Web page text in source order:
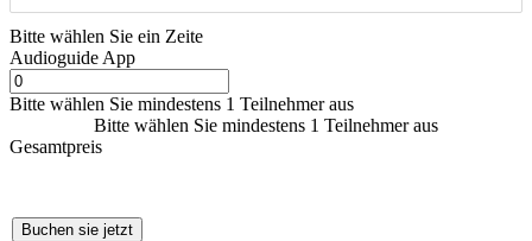
Bitte wählen Sie ein Zeite
Audioguide App
Bitte wählen Sie mindestens 1 Teilnehmer aus
Bitte wählen Sie mindestens 1 Teilnehmer aus
Gesamtpreis
Buchen sie jetzt